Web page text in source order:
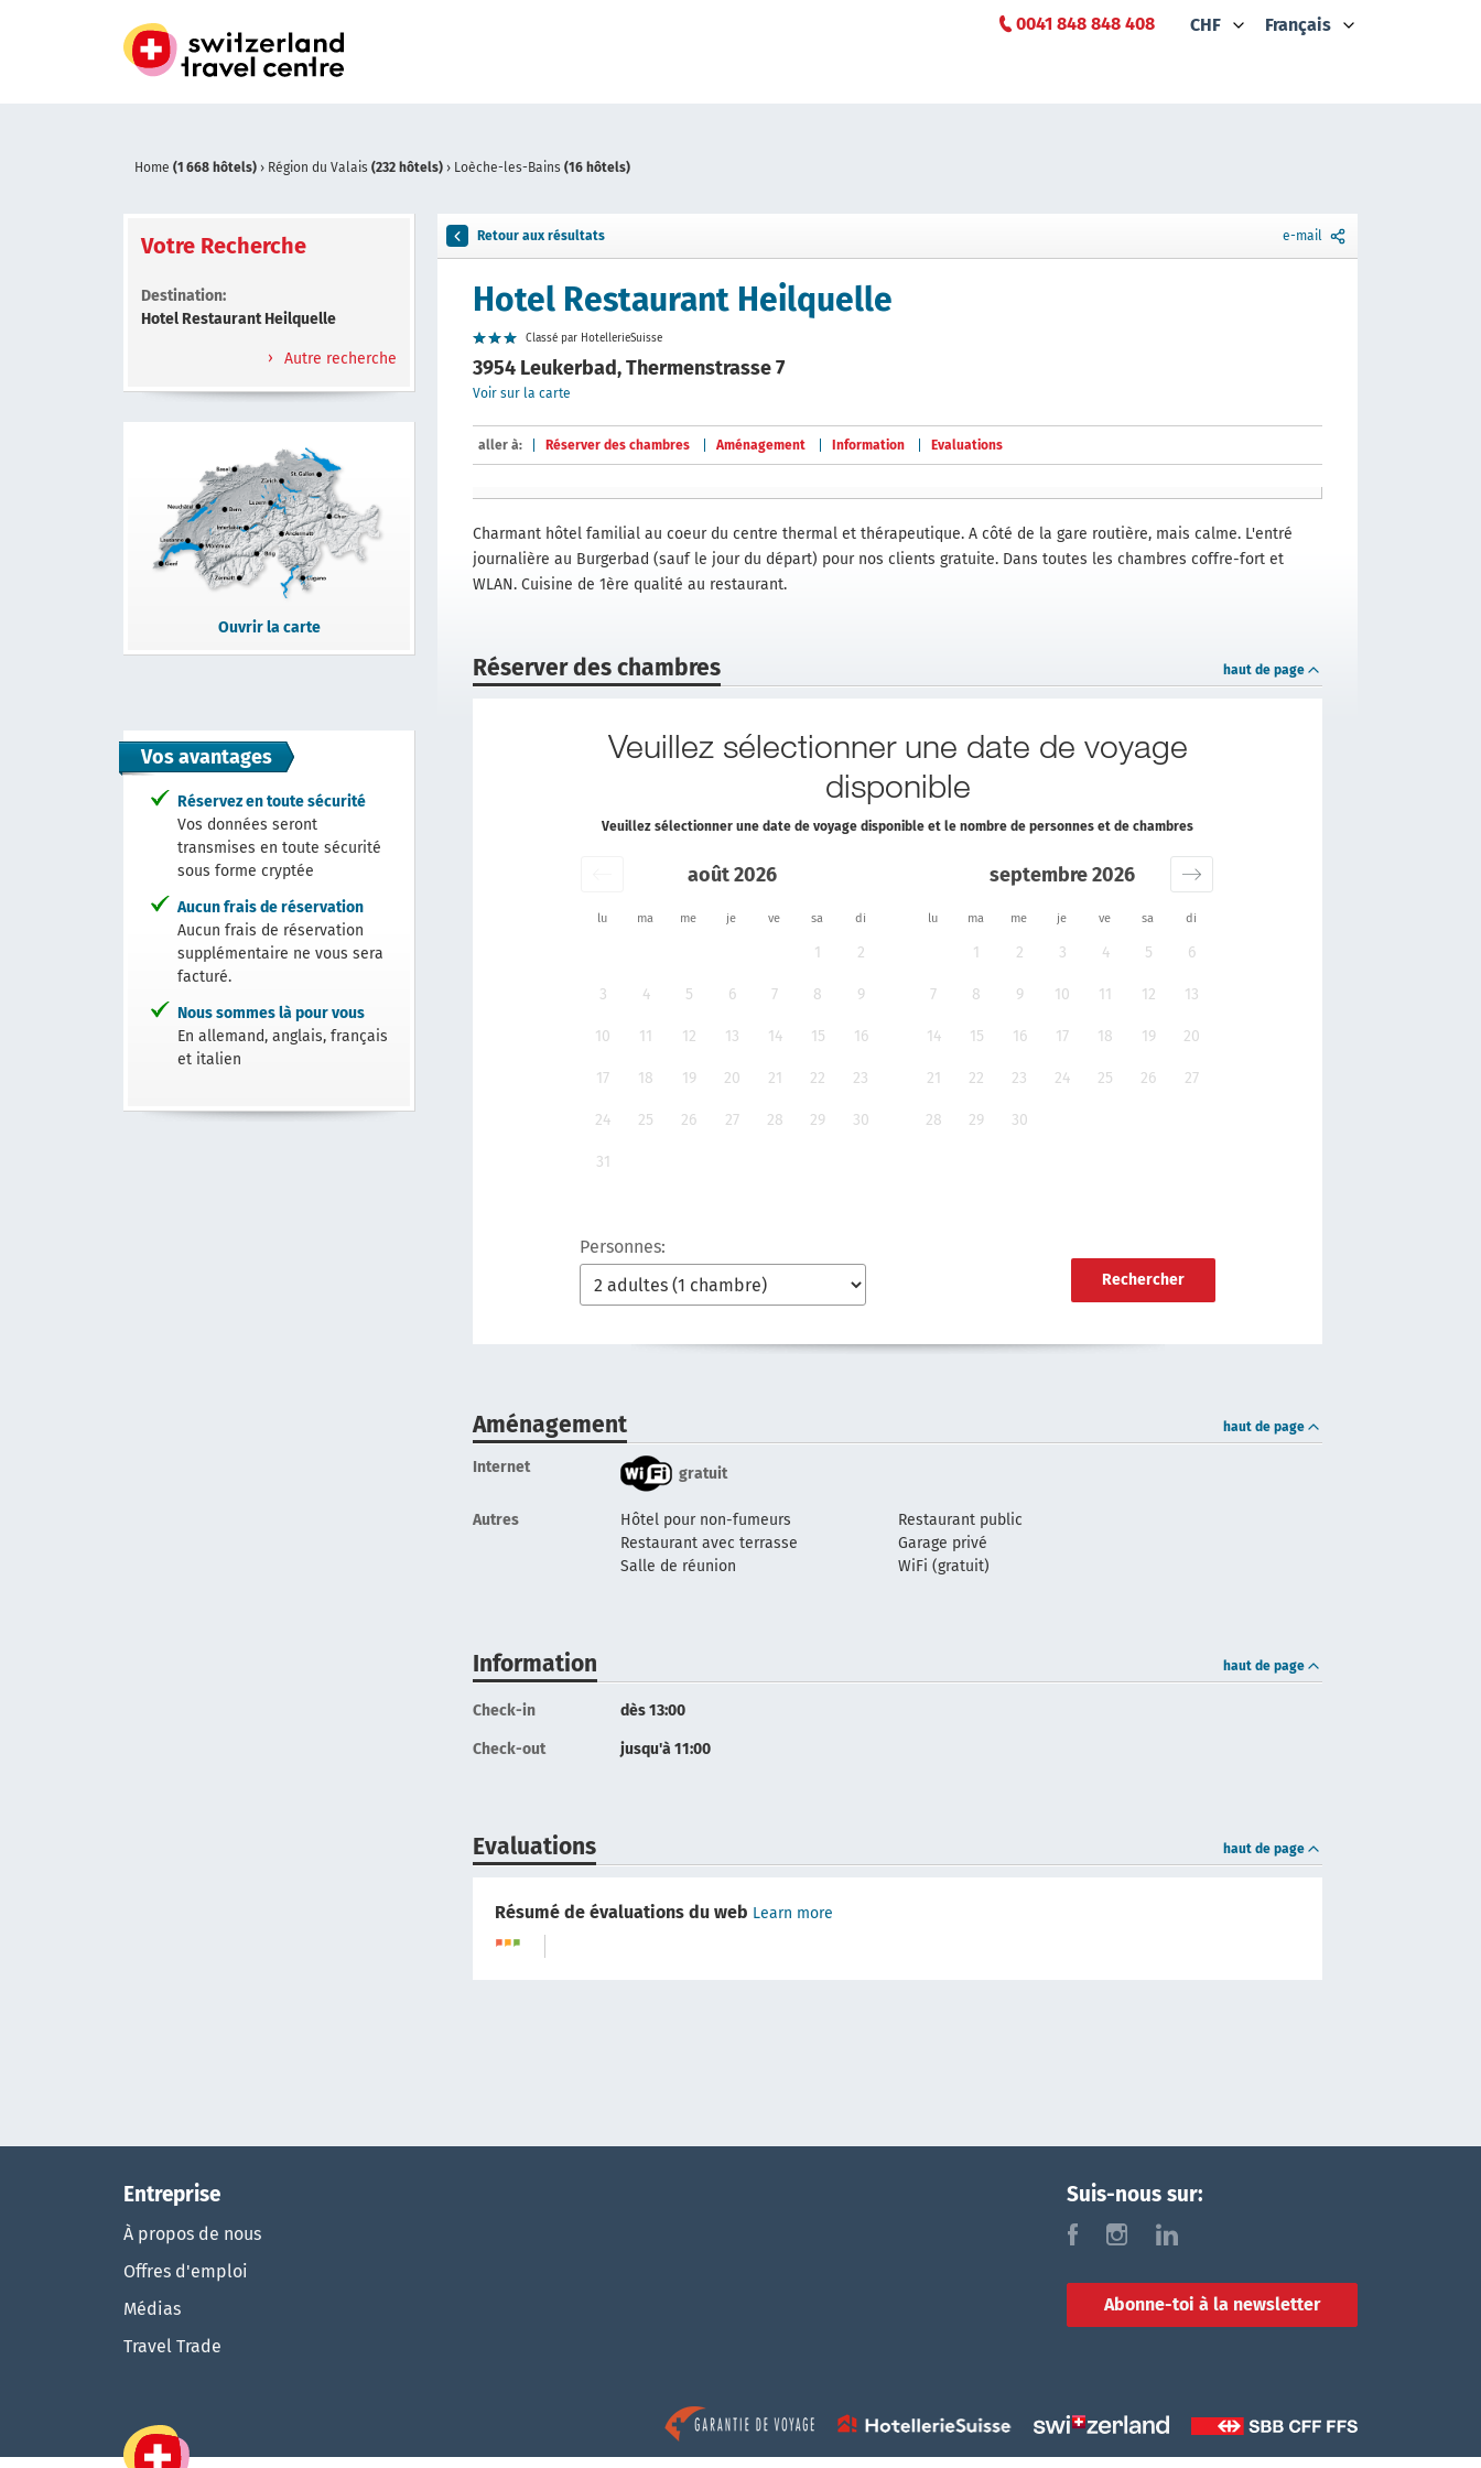
0041 848 848 408 CHF Français
Home (1 668 hôtels) › Région du Valais (232 hôtels) › Loèche-les-Bains (16 hôtels)
Votre Recherche
Destination:
Hotel Restaurant Heilquelle
Autre recherche
Ouvrir la carte
Vos avantages
Réservez en toute sécurité
Vos données seront
transmises en toute sécurité
sous forme cryptée
Aucun frais de réservation
Aucun frais de réservation
supplémentaire ne vous sera
facturé.
Nous sommes là pour vous
En allemand, anglais, français
et italien
Retour aux résultats e-mail
Hotel Restaurant Heilquelle
Classé par HotellerieSuisse
3954 Leukerbad, Thermenstrasse 7
Voir sur la carte
aller à: Réserver des chambres Aménagement Information Evaluations
Charmant hôtel familial au coeur du centre thermal et thérapeutique. A côté de la gare routière, mais calme. L'entré
journalière au Burgerbad (sauf le jour du départ) pour nos clients gratuite. Dans toutes les chambres coffre-fort et
WLAN. Cuisine de 1ère qualité au restaurant.
Réserver des chambres haut de page
Veuillez sélectionner une date de voyage
disponible
Veuillez sélectionner une date de voyage disponible et le nombre de personnes et de chambres
lu ma me je ve sa di lu ma me je ve sa di
août 2026
1 2
3 4 5 6 7 8 9
10 11 12 13 14 15 16
17 18 19 20 21 22 23
24 25 26 27 28 29 30
31
septembre 2026
1 2 3 4 5 6
7 8 9 10 11 12 13
14 15 16 17 18 19 20
21 22 23 24 25 26 27
28 29 30
Personnes:
Rechercher
Aménagement haut de page
Internet gratuit
Autres Hôtel pour non-fumeurs
Restaurant public
Restaurant avec terrasse
Garage privé
Salle de réunion
WiFi (gratuit)
Information haut de page
Check-in dès 13:00
Check-out jusqu'à 11:00
Evaluations haut de page
Résumé de évaluations du web Learn more
Entreprise
À propos de nous
Offres d'emploi
Médias
Travel Trade
Suis-nous sur:
f i l
Abonne-toi à la newsletter